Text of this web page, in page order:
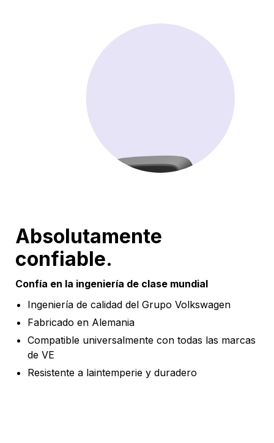
Absolutamente
confiable.
Confía en la ingeniería de clase mundial
Ingeniería de calidad del Grupo Volkswagen
Fabricado en Alemania
Compatible universalmente con todas las marcas
de VE
Resistente a laintemperie y duradero